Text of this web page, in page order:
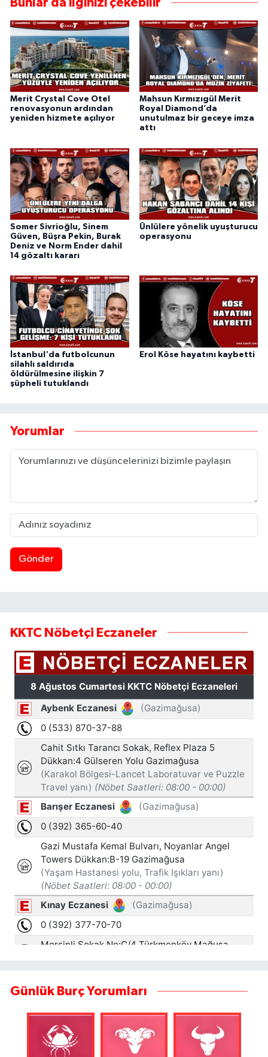
Bunlar da ilginizi çekebilir
Merit Crystal Cove Otel
renovasyonun ardından
yeniden hizmete açılıyor
Mahsun Kırmızıgül Merit
Royal Diamond’da
unutulmaz bir geceye imza
attı
Somer Sivrioğlu, Sinem
Güven, Büşra Pekin, Burak
Deniz ve Norm Ender dahil
14 gözaltı kararı
Ünlülere yönelik uyuşturucu
operasyonu
İstanbul'da futbolcunun
silahlı saldırıda
öldürülmesine ilişkin 7
şüpheli tutuklandı
Erol Köse hayatını kaybetti
Yorumlar
Gönder
KKTC Nöbetçi Eczaneler
Günlük Burç Yorumları